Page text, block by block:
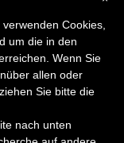
Cookies,
um die in den
Wenn Sie
allen oder
Sie bitte die
nach unten